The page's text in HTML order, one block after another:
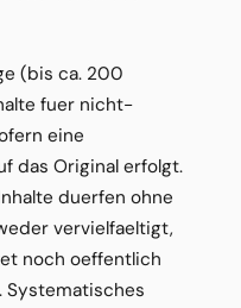
(bis ca. 200
fuer nicht-
eine
das Original erfolgt.
duerfen ohne
vervielfaeltigt,
noch oeffentlich
Systematisches